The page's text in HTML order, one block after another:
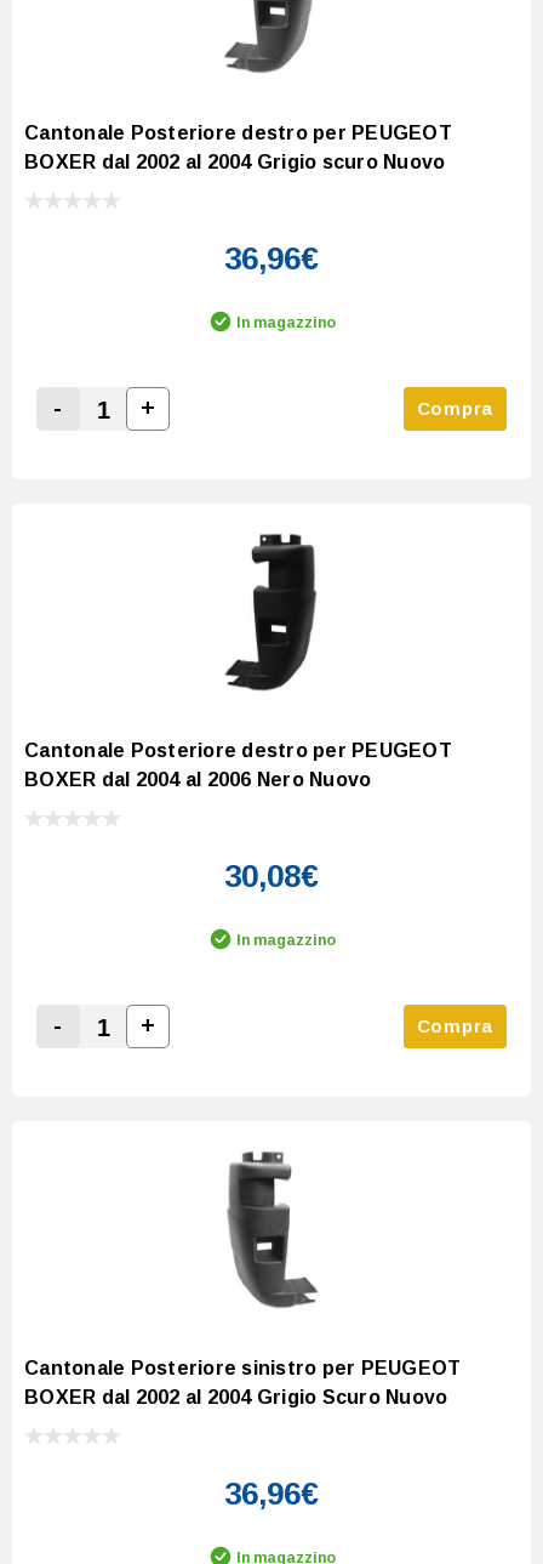
Cantonale Posteriore destro per PEUGEOT
BOXER dal 2002 al 2004 Grigio scuro Nuovo
36,96€
In magazzino
Decrease Quantity:
-
Increase Quantity:
+ Compra
Cantonale Posteriore destro per PEUGEOT
BOXER dal 2004 al 2006 Nero Nuovo
30,08€
In magazzino
Decrease Quantity:
-
Increase Quantity:
+ Compra
Cantonale Posteriore sinistro per PEUGEOT
BOXER dal 2002 al 2004 Grigio Scuro Nuovo
36,96€
In magazzino